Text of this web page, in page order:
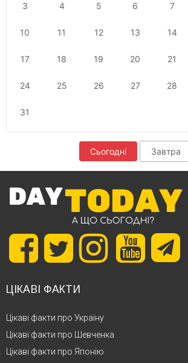
3 4 5 6 7
10 11 12 13 14
17 18 19 20 21
24 25 26 27 28
31
Сьогодні Завтра
ЦІКАВІ ФАКТИ
Цікаві факти про Україну
Цікаві факти про Шевченка
Цікаві факти про Японію